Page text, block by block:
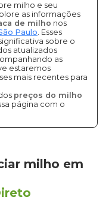
milho e seu
as informações
de milho nos
Paulo. Esses
sobre o
atualizados
as
estaremos
mais recentes para
preços do milho
página com o
milho em